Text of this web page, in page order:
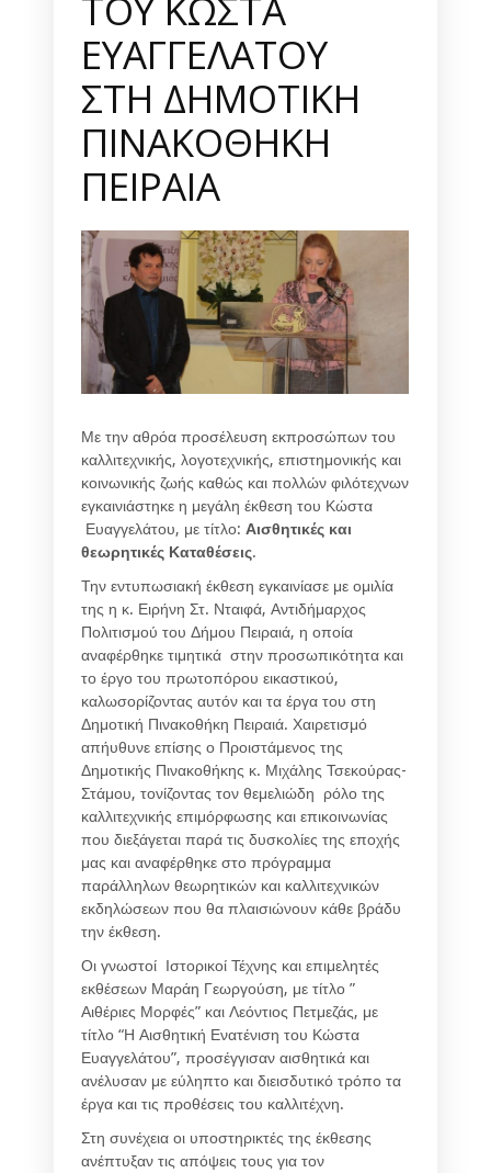
ΕΥΑΓΓΕΛΑΤΟΥ
ΣΤΗ ΔΗΜΟΤΙΚΗ
ΠΙΝΑΚΟΘΗΚΗ
ΠΕΙΡΑΙΑ
Με την αθρόα προσέλευση εκπροσώπων του
καλλιτεχνικής, λογοτεχνικής, επιστημονικής και
κοινωνικής ζωής καθώς και πολλών φιλότεχνων
εγκαινιάστηκε η μεγάλη έκθεση του Κώστα
Ευαγγελάτου, με τίτλο: Αισθητικές και
θεωρητικές Καταθέσεις.
Την εντυπωσιακή έκθεση εγκαινίασε με ομιλία
της η κ. Ειρήνη Στ. Νταιφά, Αντιδήμαρχος
Πολιτισμού του Δήμου Πειραιά, η οποία
αναφέρθηκε τιμητικά στην προσωπικότητα και
το έργο του πρωτοπόρου εικαστικού,
καλωσορίζοντας αυτόν και τα έργα του στη
Δημοτική Πινακοθήκη Πειραιά. Χαιρετισμό
απήυθυνε επίσης ο Προιστάμενος της
Δημοτικής Πινακοθήκης κ. Μιχάλης Τσεκούρας-
Στάμου, τονίζοντας τον θεμελιώδη ρόλο της
καλλιτεχνικής επιμόρφωσης και επικοινωνίας
που διεξάγεται παρά τις δυσκολίες της εποχής
μας και αναφέρθηκε στο πρόγραμμα
παράλληλων θεωρητικών και καλλιτεχνικών
εκδηλώσεων που θα πλαισιώνουν κάθε βράδυ
την έκθεση.
Οι γνωστοί Ιστορικοί Τέχνης και επιμελητές
εκθέσεων Μαράη Γεωργούση, με τίτλο ”
Αιθέριες Μορφές” και Λεόντιος Πετμεζάς, με
τίτλο “Η Αισθητική Ενατένιση του Κώστα
Ευαγγελάτου”, προσέγγισαν αισθητικά και
ανέλυσαν με εύληπτο και διεισδυτικό τρόπο τα
έργα και τις προθέσεις του καλλιτέχνη.
Στη συνέχεια οι υποστηρικτές της έκθεσης
ανέπτυξαν τις απόψεις τους για τον